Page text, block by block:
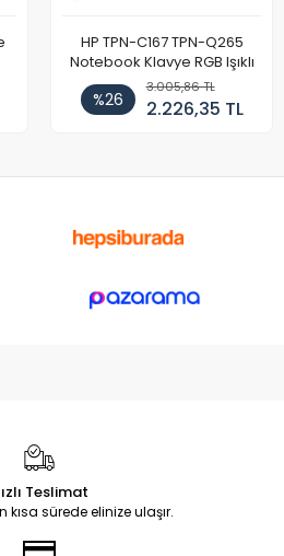
HP TPN-C167 TPN-Q265
Notebook Klavye RGB Işıklı
%26
3.005,86 TL
2.226,35 TL
Teslimat
kısa sürede elinize ulaşır.